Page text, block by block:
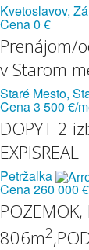
Kvetoslavov,
Cena0 €
Prenájom/
v Starom
Staré Mesto,
Cena3 500 €/
DOPYT 2
EXPISREAL
Petržalka
Cena260 000 €
POZEMOK,
806m2